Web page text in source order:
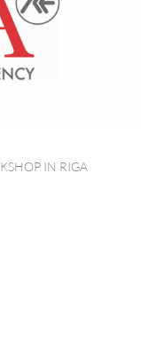
IN RIGA